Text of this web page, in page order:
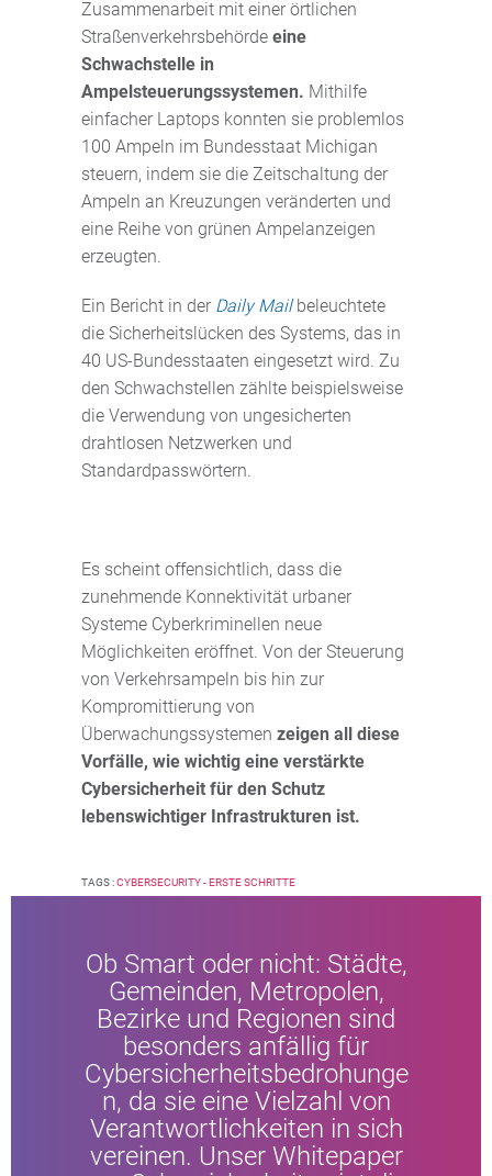
Zusammenarbeit mit einer örtlichen
Straßenverkehrsbehörde eine
Schwachstelle in
Ampelsteuerungssystemen. Mithilfe
einfacher Laptops konnten sie problemlos
100 Ampeln im Bundesstaat Michigan
steuern, indem sie die Zeitschaltung der
Ampeln an Kreuzungen veränderten und
eine Reihe von grünen Ampelanzeigen
erzeugten.
Ein Bericht in der Daily Mailbeleuchtete
die Sicherheitslücken des Systems, das in
40 US-Bundesstaaten eingesetzt wird. Zu
den Schwachstellen zählte beispielsweise
die Verwendung von ungesicherten
drahtlosen Netzwerken und
Standardpasswörtern.
Es scheint offensichtlich, dass die
zunehmende Konnektivität urbaner
Systeme Cyberkriminellen neue
Möglichkeiten eröffnet. Von der Steuerung
von Verkehrsampeln bis hin zur
Kompromittierung von
Überwachungssystemen zeigen all diese
Vorfälle, wie wichtig eine verstärkte
Cybersicherheit für den Schutz
lebenswichtiger Infrastrukturen ist.
TAGS :CYBERSECURITY - ERSTE SCHRITTE
Ob Smart oder nicht: Städte,
Gemeinden, Metropolen,
Bezirke und Regionen sind
besonders anfällig für
Cybersicherheitsbedrohunge
n, da sie eine Vielzahl von
Verantwortlichkeiten in sich
vereinen. Unser Whitepaper